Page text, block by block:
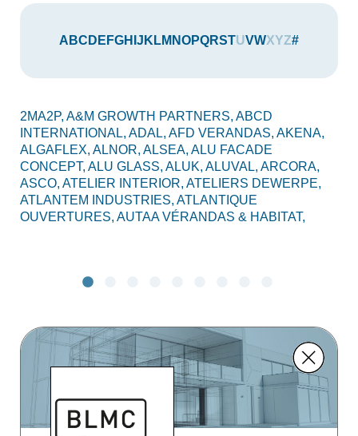
A BC D E FGH J K LM NOPQRSTUVWXYZ#
2MA2P, A&M GROWTH PARTNERS, ABCD
INTERNATIONAL, ADAL, AFD VERANDAS, AKENA,
ALGAFLEX, ALNOR, ALSEA, ALU FACADE
CONCEPT, ALU GLASS, ALUK, ALUVAL, ARCORA,
ASCO, ATELIER INTERIOR, ATELIERS DEWERPE,
ATLANTEM INDUSTRIES, ATLANTIQUE
OUVERTURES, AUTAA VÉRANDAS & HABITAT,